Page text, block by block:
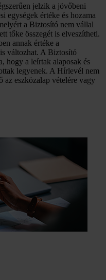
jelzik a jövőbeni
egységek értéke és hozama
a Biztosító nem vállal
tőke összegét is elveszítheti.
annak értéke a
változhat. A Biztosító
hogy a leírtak alaposak és
legyenek. A Hírlevél nem
az eszközalap vételére vagy